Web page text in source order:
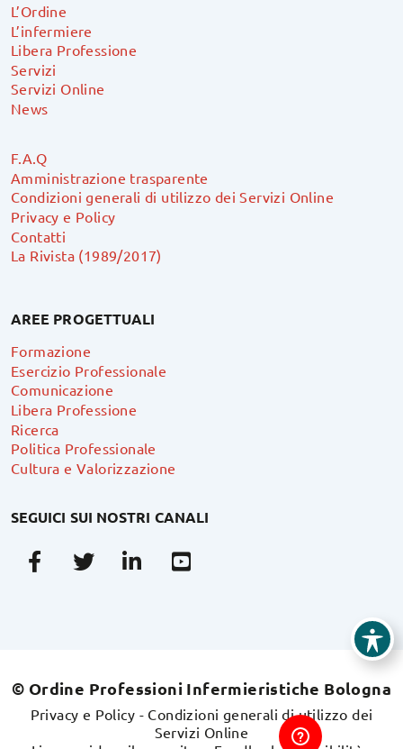
L’Ordine
L’infermiere
Libera Professione
Servizi
Servizi Online
News
F.A.Q
Amministrazione trasparente
Condizioni generali di utilizzo dei Servizi Online
Privacy e Policy
Contatti
La Rivista (1989/2017)
AREE PROGETTUALI
Formazione
Esercizio Professionale
Comunicazione
Libera Professione
Ricerca
Politica Professionale
Cultura e Valorizzazione
SEGUICI SUI NOSTRI CANALI
FacebookTwitterLinkedin
© Ordine Professioni Infermieristiche Bologna
Privacy e Policy - Condizioni generali di utilizzo dei
Servizi Online